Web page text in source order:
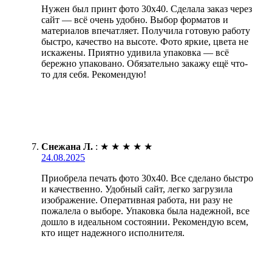
Нужен был принт фото 30х40. Сделала заказ через
сайт — всё очень удобно. Выбор форматов и
материалов впечатляет. Получила готовую работу
быстро, качество на высоте. Фото яркие, цвета не
искажены. Приятно удивила упаковка — всё
бережно упаковано. Обязательно закажу ещё что-
то для себя. Рекомендую!
Снежана Л. : ★ ★ ★ ★ ★
24.08.2025
Приобрела печать фото 30х40. Все сделано быстро
и качественно. Удобный сайт, легко загрузила
изображение. Оперативная работа, ни разу не
пожалела о выборе. Упаковка была надежной, все
дошло в идеальном состоянии. Рекомендую всем,
кто ищет надежного исполнителя.